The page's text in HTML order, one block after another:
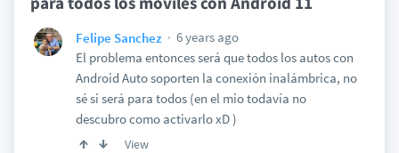
Felipe Sanchez
6 years ago
El problema entonces será que todos los autos con
Android Auto soporten la conexión inalámbrica, no
sé si será para todos (en el mio todavía no
descubro como activarlo xD )
View